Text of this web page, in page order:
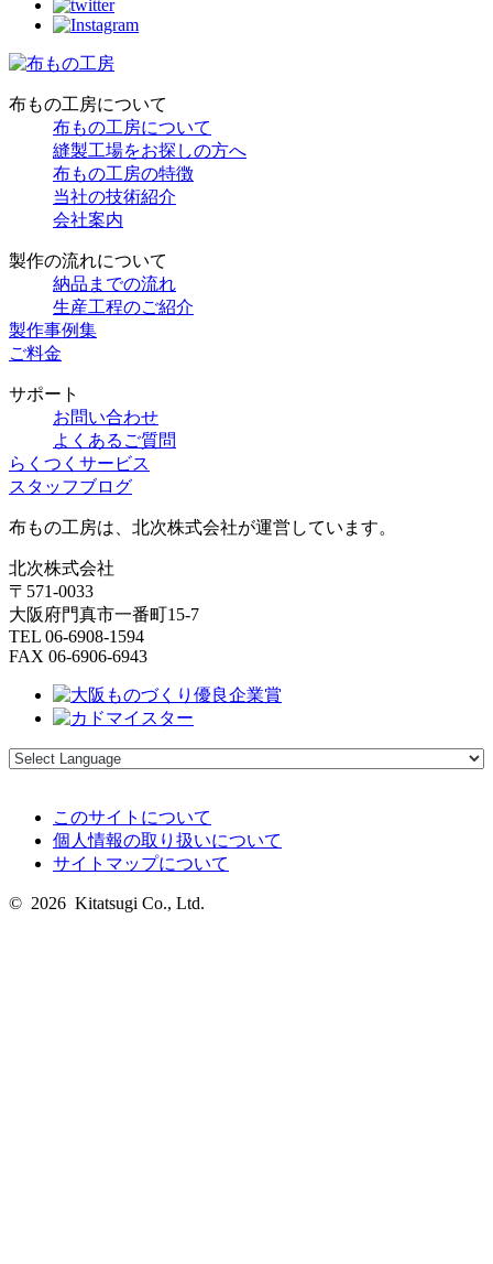
布もの工房について
布もの工房について
縫製工場をお探しの方へ
布もの工房の特徴
当社の技術紹介
会社案内
製作の流れについて
納品までの流れ
生産工程のご紹介
製作事例集
ご料金
サポート
お問い合わせ
よくあるご質問
らくつくサービス
スタッフブログ
布もの工房は、北次株式会社が運営しています。
北次株式会社
〒571-0033
大阪府門真市一番町15-7
TEL 06-6908-1594
FAX 06-6906-6943
このサイトについて
個人情報の取り扱いについて
サイトマップについて
© 2026 Kitatsugi Co., Ltd.